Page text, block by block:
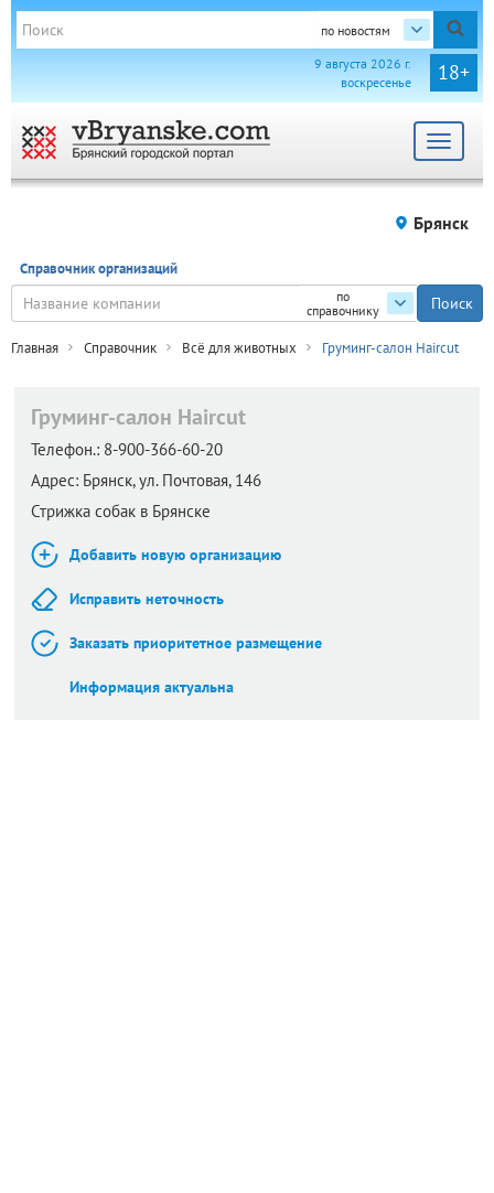
по новостям
18+
9 августа 2026 г.
воскресенье
Toggle
Брянск
Справочник организаций
по
справочнику
Главная Справочник Всё для животных Груминг-салон Haircut
Груминг-салон Haircut
Телефон.: 8-900-366-60-20
Адрес: Брянск,ул. Почтовая, 146
Стрижка собак в Брянске
Добавить новую организацию
Исправить неточность
Заказать приоритетное размещение
Информация актуальна